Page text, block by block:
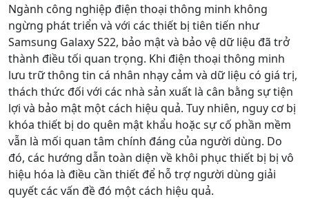
Ngành công nghiệp điện thoại thông minh không
ngừng phát triển và với các thiết bị tiên tiến như
Samsung Galaxy S22, bảo mật và bảo vệ dữ liệu đã trở
thành điều tối quan trọng. Khi điện thoại thông minh
lưu trữ thông tin cá nhân nhạy cảm và dữ liệu có giá trị,
thách thức đối với các nhà sản xuất là cân bằng sự tiện
lợi và bảo mật một cách hiệu quả. Tuy nhiên, nguy cơ bị
khóa thiết bị do quên mật khẩu hoặc sự cố phần mềm
vẫn là mối quan tâm chính đáng của người dùng. Do
đó, các hướng dẫn toàn diện về khôi phục thiết bị bị vô
hiệu hóa là điều cần thiết để hỗ trợ người dùng giải
quyết các vấn đề đó một cách hiệu quả.